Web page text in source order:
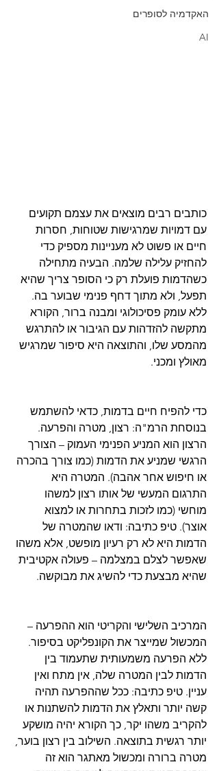
האקדמיה לסופרים
AI
כותבים רבים מוצאים את עצמם תקועים
עם דמויות שמרגישות שטוחות, חסרות
חיים או פשוט לא מעניינות מספיק כדי
להחזיק עלילה שלמה. הבעיה מתחילה
כשהדמות פועלת רק כי הסופר צריך שהיא
תפעל, ולא מתוך דחף פנימי שבוער בה.
ללא עומק פסיכולוגי ומבנה ברור, הקורא
מתקשה להזדהות עם הגיבור או להתרגש
מהמסע שלו, והתוצאה היא סיפור שמרגיש
כדי להפיח חיים בדמות, כדאי להשתמש
בנוסחת הרמ"ה: רצון, מטרה והפרעה.
הרצון הוא המניע הפנימי העמוק – הצורך
הרגשי שמניע את הדמות (כמו צורך בהכרה
או חיפוש אחר אהבה). המטרה היא
התרגום המעשי של אותו רצון למשהו
מוחשי (כמו לזכות בתחרות או למצוא
אוצר). טיפ כתיבה: ודאו שהמטרה של
הדמות היא לא רק רעיון מופשט, אלא משהו
שאפשר לצלם במצלמה – פעולה אקטיבית
המרכיב השלישי והקריטי הוא ההפרעה –
המכשול שמייצר את הקונפליקט בסיפור.
ללא הפרעה משמעותית שתעמוד בין
הדמות לבין המטרה שלה, אין מתח ואין
עניין. טיפ כתיבה: ככל שההפרעה תהיה
קשה יותר ותאלץ את הדמות להשתנות או
להקריב משהו יקר, כך הקורא יהיה מושקע
יותר רגשית בתוצאה. השילוב בין רצון בוער,
מטרה ברורה ומכשול מאתגר הוא זה